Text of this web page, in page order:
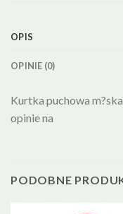
OPIS
OPINIE (0)
Kurtka puchowa
opinie na
PODOBNE